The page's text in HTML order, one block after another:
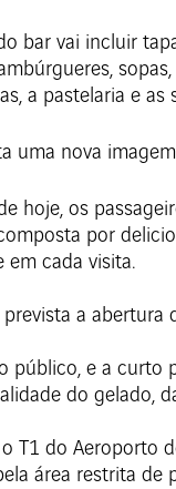
bar vai incluir
a pastelaria e as
uma nova
hoje, os
por
em cada visita.
a
público, e a curto
do gelado,
T1 do Aeroporto
área restrita de